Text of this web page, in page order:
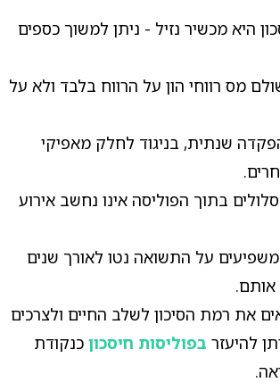
היא מכשיר נזיל - ניתן למשוך כספים
מס רווחי הון על הרווח בלבד ולא על
שנתית, בניגוד לחלק מאפיקי
בתוך הפוליסה אינו נחשב אירוע
משפיעים על התשואה נטו לאורך שנים
אותם.
את רמת הסיכון לשלב החיים ולצרכים
להיעזר בפוליסות חיסכוןכנקודת